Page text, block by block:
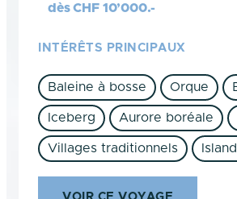
dès CHF 10’000.-
INTÉRÊTS PRINCIPAUX
Baleine à bosse Orque
Iceberg Aurore boréale
Villages traditionnels